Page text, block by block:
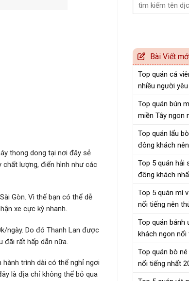
thong dong tại nơi đây sẻ
chất lượng, điển hình như các
Gòn. Vì thế bạn có thể dễ
xe cực kỳ nhanh.
ngày. Do đó Thanh Lan được
đãi rất hấp dẫn nữa.
trình dài có thể nghỉ ngơi
là địa chỉ không thể bỏ qua
Bài Viết
Top quán cá
nhiều người
Top quán bún
miền Tây ngon
Top quán lẩu
đông khách
Top 5 quán hải
đông khách
Top 5 quán mì
nổi tiếng nên
Top quán bánh
khách ngon nổi
Top quán bò
nổi tiếng nhất